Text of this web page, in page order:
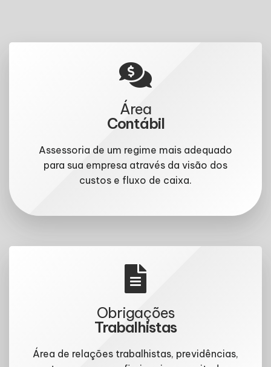
Área
Contábil
Assessoria de um regime mais adequado
para sua empresa através da visão dos
custos e fluxo de caixa.
Obrigações
Trabalhistas
Área de relações trabalhistas, previdências,